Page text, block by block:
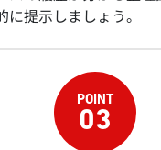
に提示しましょう。